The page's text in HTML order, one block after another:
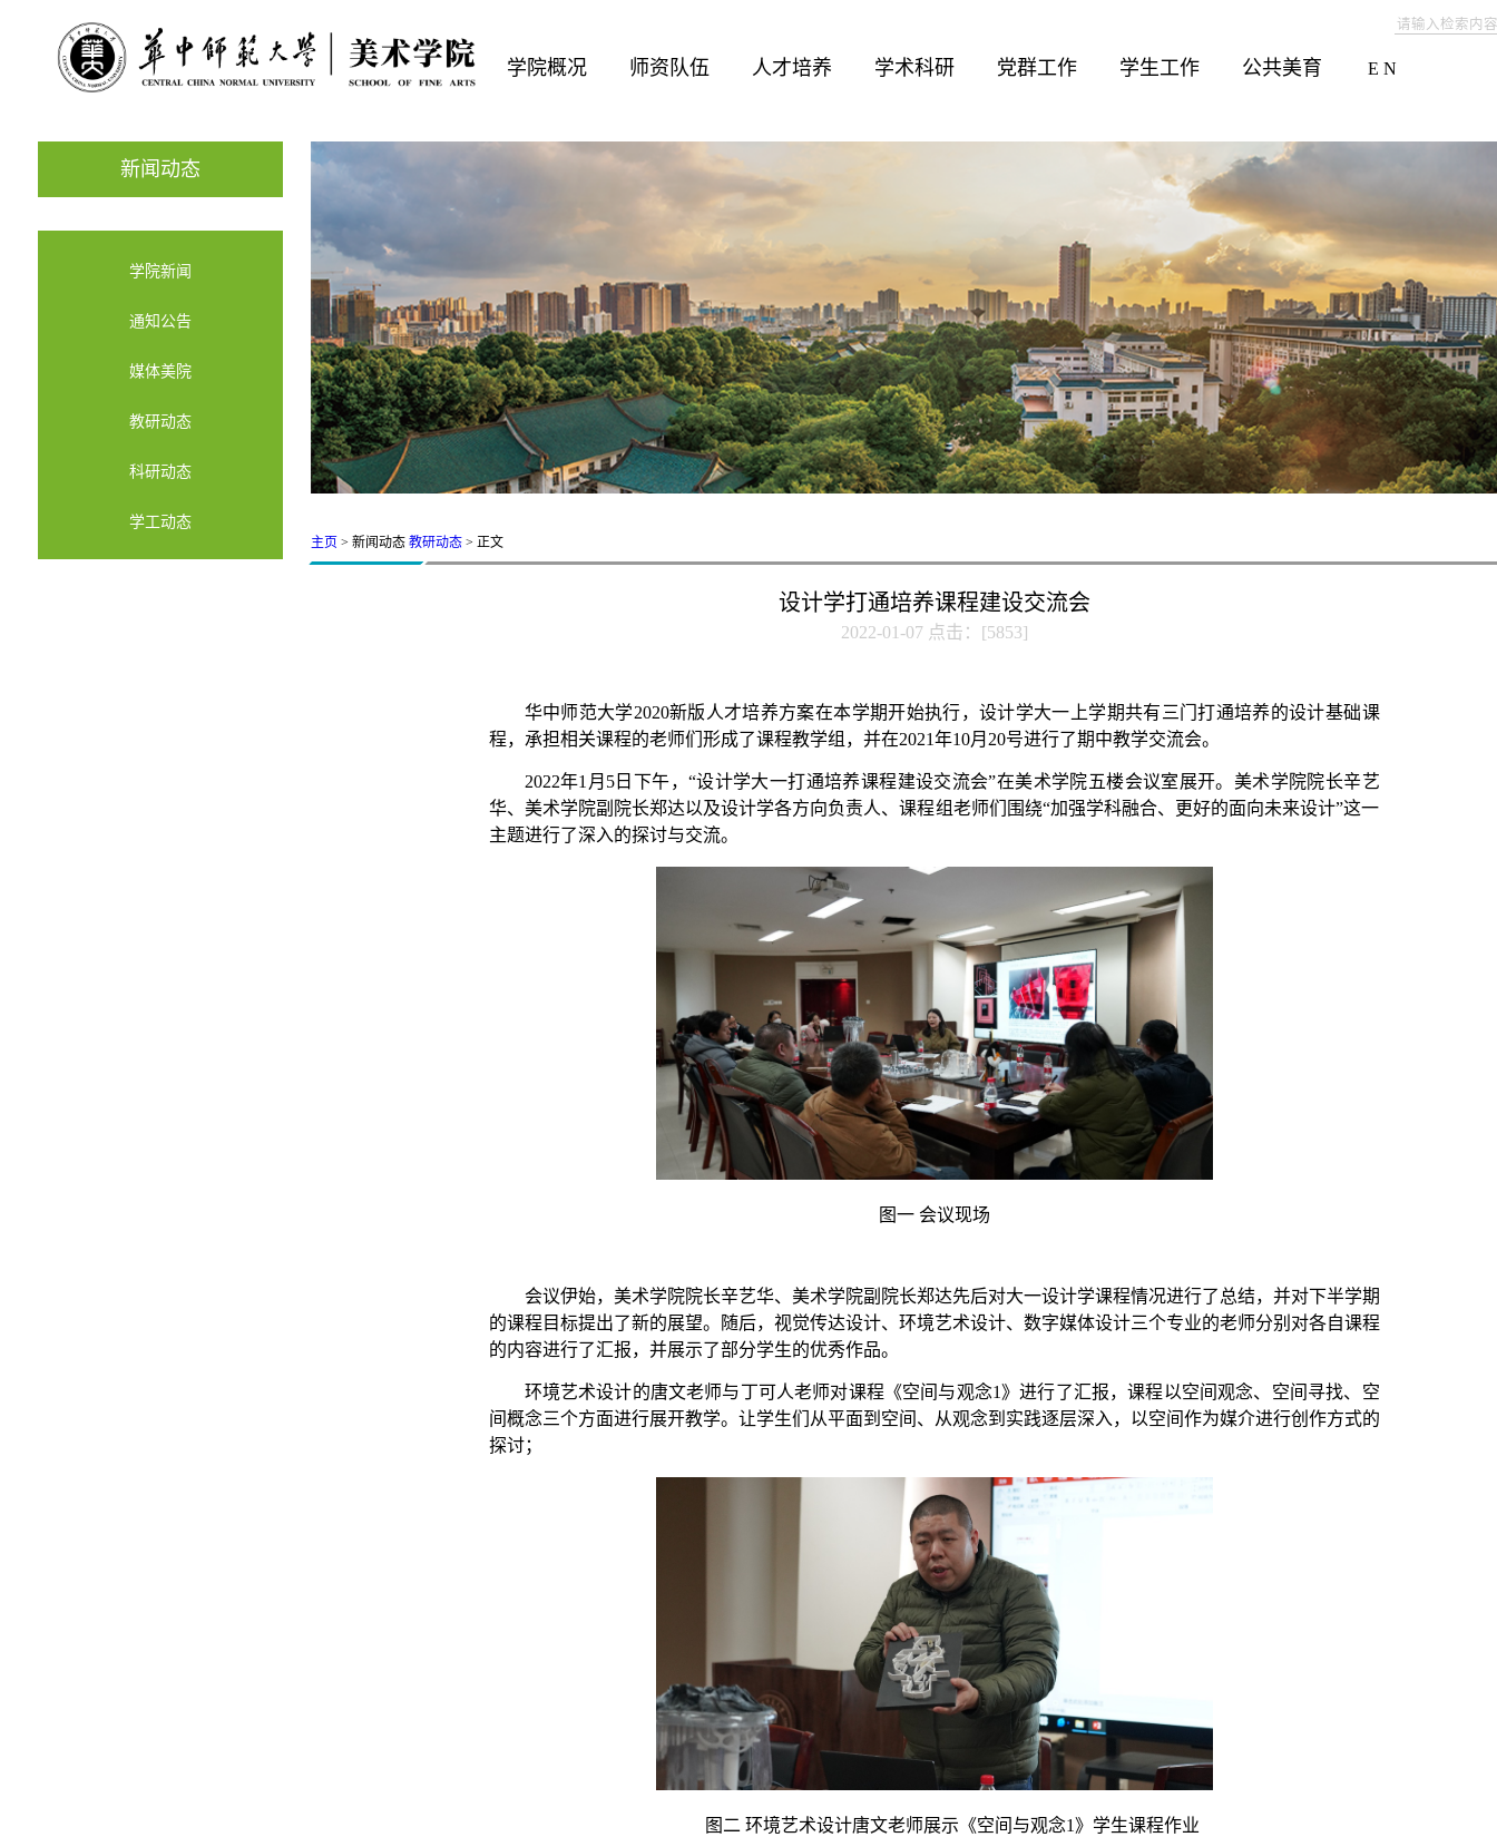
学院概况 师资队伍 人才培养 学术科研 党群工作 学生工作 公共美育 E N
新闻动态
学院新闻
通知公告
媒体美院
教研动态
科研动态
学工动态
主页 > 新闻动态 教研动态 > 正文
设计学打通培养课程建设交流会
2022-01-07 点击：[5853]
华中师范大学2020新版人才培养方案在本学期开始执行，设计学大一上学期共有三门打通培养的设计基础课
程，承担相关课程的老师们形成了课程教学组，并在2021年10月 20号进行了期中教学交流会。
2022年1月5日下午，“设计学大一打通培养课程建设交流会”在美术学院五楼会议室展开。美术学院院长辛艺
华、美术学院副院长郑达以及设计学各方向负责人、课程组老师们围绕“加强学科融合、更好的面向未来设计”这一
主题进行了深入的探讨与交流。
图一 会议现场
会议伊始，美术学院院长辛艺华、美术学院副院长郑达先后对大一设计学课程情况进行了总结，并对下半学期
的课程目标提出了新的展望。随后，视觉传达设计、环境艺术设计、数字媒体设计三个专业的老师分别对各自课程
的内容进行了汇报，并展示了部分学生的优秀作品。
环境艺术设计的唐文老师与丁可人老师对课程《空间与观念1》进行了汇报，课程以空间观念、空间寻找、空
间概念三个方面进行展开教学。让学生们从平面到空间、从观念到实践逐层深入，以空间作为媒介进行创作方式的
探讨；
图二 环境艺术设计唐文老师展示《空间与观念1》学生课程作业